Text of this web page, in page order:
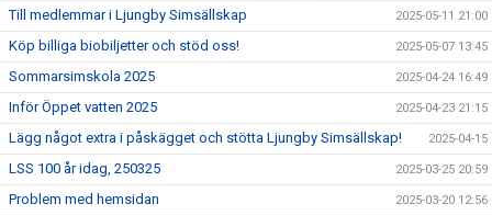
Till medlemmar i Ljungby Simsällskap 2025-05-11 21:00
Köp billiga biobiljetter och stöd oss! 2025-05-07 13:45
Sommarsimskola 2025 2025-04-24 16:49
Inför Öppet vatten 2025 2025-04-23 21:15
Lägg något extra i påskägget och stötta Ljungby Simsällskap! 2025-04-15
LSS 100 år idag, 250325 2025-03-25 20:59
Problem med hemsidan 2025-03-20 12:56